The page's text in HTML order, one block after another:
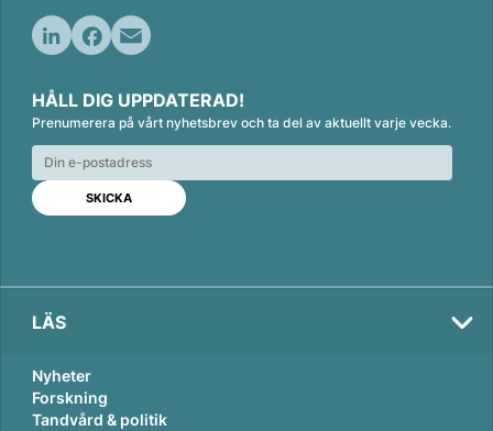
n
k
e
d
n
c
e
b
o
o
k
a
i
l
HÅLL DIG UPPDATERAD!
Prenumerera på vårt nyhetsbrev och ta del av aktuellt varje vecka.
LÄS
Nyheter
Forskning
Tandvård & politik